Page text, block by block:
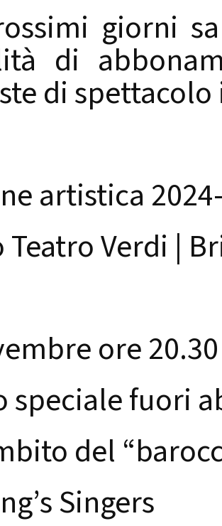
giorni
di
di
artistica
Teatro Verdi |
ore 20.30
speciale fuori
del
Singers